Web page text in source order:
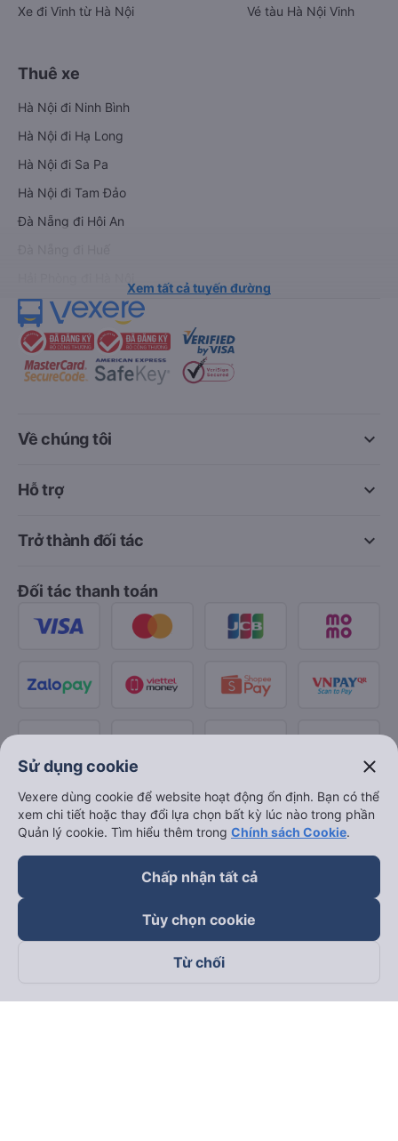
Xe đi Vinh từ Hà Nội
Vé tàu Hà Nội Vinh
Thuê xe
Hà Nội đi Ninh Bình
Hà Nội đi Hạ Long
Hà Nội đi Sa Pa
Hà Nội đi Tam Đảo
Đà Nẵng đi Hội An
Xem tất cả tuyến đường
keyboard_arrow_down
Về chúng tôi
keyboard_arrow_down
Hỗ trợ
keyboard_arrow_down
Trở thành đối tác
Đối tác thanh toán
Theo dõi chúng tôi trên
Sử dụng cookie close
Vexere dùng cookie để website hoạt động ổn định. Bạn có thể
xem chi tiết hoặc thay đổi lựa chọn bất kỳ lúc nào trong phần
Quản lý cookie. Tìm hiểu thêm trong Chính sách Cookie.
Chấp nhận tất cả
Tùy chọn cookie
Từ chối